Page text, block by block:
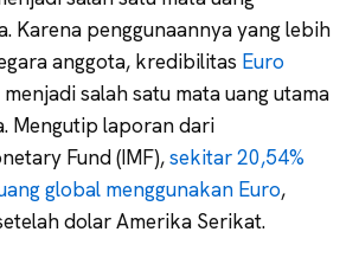
Karena penggunaannya yang lebih
anggota, kredibilitas Euro
salah satu mata uang utama
Mengutip laporan dari
Fund (IMF),sekitar 20,54%
global menggunakan Euro,
dolar Amerika Serikat.